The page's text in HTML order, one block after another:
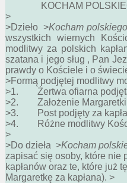
KOCHAM
>
>Dzieło >Kocham
wszystkich wiernych
modlitwy za polskich
szatana i jego sług , Pan
prawdy o Kościele i o
>Formą podjętej modlitwy
>1. Żertwa ofiarna
>2. Założenie Margaretki
>3. Post podjęty za
>4. Różne modlitwy
>
>Do dzieła >Kocham
zapisać się osoby, które nie
kapłanów oraz te, które już
Margaretkę za kapłana). >